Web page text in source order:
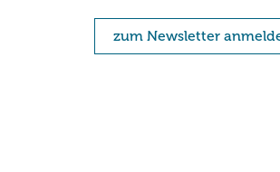
zum Newsletter